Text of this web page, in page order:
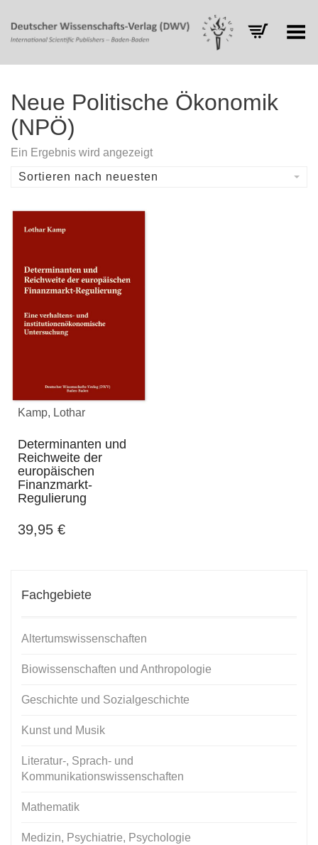
Toggle Menu
Neue Politische Ökonomik
(NPÖ)
Ein Ergebnis wird angezeigt
Sortieren nach neuesten
Kamp, Lothar
Determinanten und
Reichweite der
europäischen
Finanzmarkt-
Regulierung
39,95 €
Fachgebiete
Altertumswissenschaften
Biowissenschaften und Anthropologie
Geschichte und Sozialgeschichte
Kunst und Musik
Literatur-, Sprach- und
Kommunikationswissenschaften
Mathematik
Medizin, Psychiatrie, Psychologie